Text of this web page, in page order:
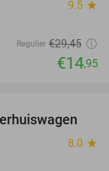
9.5 star
Regulier €29,45
€14,95
83%
8.0 star